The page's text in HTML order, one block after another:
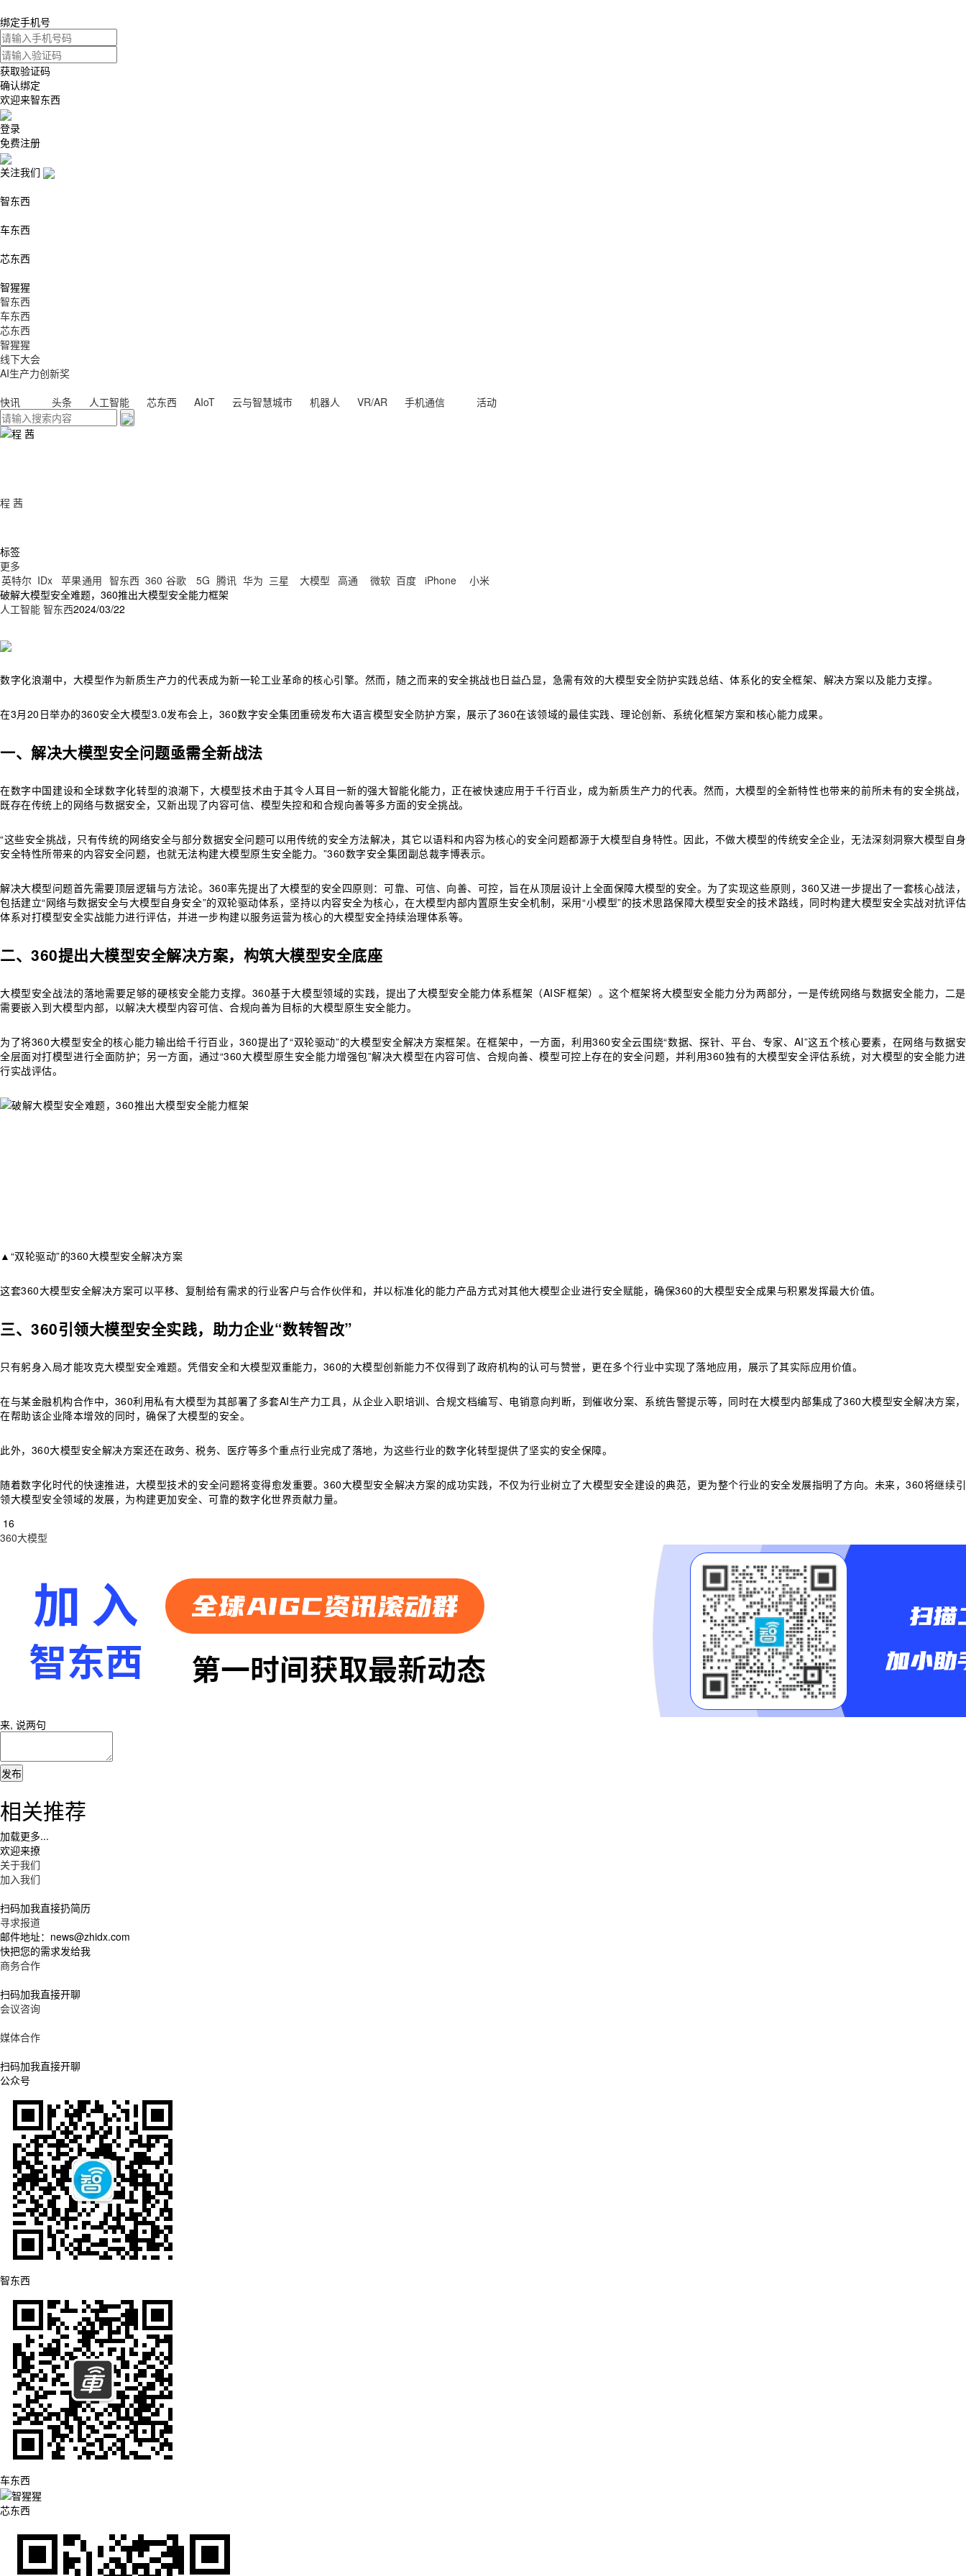
绑定手机号
获取验证码
确认绑定
欢迎来智东西
登录
免费注册
关注我们
智东西
车东西
芯东西
智猩猩
智东西
车东西
芯东西
智猩猩
线下大会
AI生产力创新奖
快讯
头条 人工智能 芯东西 AIoT 云与智慧城市 机器人 VR/AR 手机通信 活动
程 茜
标签
更多
英特尔 IDx 苹果通用 智东西 360 谷歌 5G 腾讯 华为 三星 大模型 高通 微软 百度 iPhone
小米
破解大模型安全难题，360推出大模型安全能力框架
人工智能 智东西2024/03/22
数字化浪潮中，大模型作为新质生产力的代表成为新一轮工业革命的核心引擎。然而，随之而来的安全挑战也日益凸显，急需有效的大模型安全防护实践总结、体系化的安全框架、解决方案以及能力支撑。
在3月20日举办的360安全大模型3.0发布会上，360数字安全集团重磅发布大语言模型安全防护方案，展示了360在该领域的最佳实践、理论创新、系统化框架方案和核心能力成果。
一、解决大模型安全问题亟需全新战法
在数字中国建设和全球数字化转型的浪潮下，大模型技术由于其令人耳目一新的强大智能化能力，正在被快速应用于千行百业，成为新质生产力的代表。然而，大模型的全新特性也带来的前所未有的安全挑战，
既存在传统上的网络与数据安全，又新出现了内容可信、模型失控和和合规向善等多方面的安全挑战。
“这些安全挑战，只有传统的网络安全与部分数据安全问题可以用传统的安全方法解决，其它以语料和内容为核心的安全问题都源于大模型自身特性。因此，不做大模型的传统安全企业，无法深刻洞察大模型自身
安全特性所带来的内容安全问题，也就无法构建大模型原生安全能力。”360数字安全集团副总裁李博表示。
解决大模型问题首先需要顶层逻辑与方法论。360率先提出了大模型的安全四原则：可靠、可信、向善、可控，旨在从顶层设计上全面保障大模型的安全。为了实现这些原则，360又进一步提出了一套核心战法，
包括建立“网络与数据安全与大模型自身安全”的双轮驱动体系，坚持以内容安全为核心，在大模型内部内置原生安全机制，采用“小模型”的技术思路保障大模型安全的技术路线，同时构建大模型安全实战对抗评估
体系对打模型安全实战能力进行评估，并进一步构建以服务运营为核心的大模型安全持续治理体系等。
二、 360提出大模型安全解决方案，构筑大模型安全底座
大模型安全战法的落地需要足够的硬核安全能力支撑。360基于大模型领域的实践，提出了大模型安全能力体系框架（AISF框架）。这个框架将大模型安全能力分为两部分，一是传统网络与数据安全能力，二是
需要嵌入到大模型内部，以解决大模型内容可信、合规向善为目标的大模型原生安全能力。
为了将360大模型安全的核心能力输出给千行百业，360提出了“双轮驱动”的大模型安全解决方案框架。在框架中，一方面，利用360安全云围绕“数据、探针、平台、专家、AI”这五个核心要素，在网络与数据安
全层面对打模型进行全面防护；另一方面，通过“360大模型原生安全能力增强包”解决大模型在内容可信、合规向善、模型可控上存在的安全问题，并利用360独有的大模型安全评估系统，对大模型的安全能力进
行实战评估。
▲“双轮驱动”的360大模型安全解决方案
这套360大模型安全解决方案可以平移、复制给有需求的行业客户与合作伙伴和，并以标准化的能力产品方式对其他大模型企业进行安全赋能，确保360的大模型安全成果与积累发挥最大价值。
三、360引领大模型安全实践，助力企业“数转智改”
只有躬身入局才能攻克大模型安全难题。凭借安全和大模型双重能力，360的大模型创新能力不仅得到了政府机构的认可与赞誉，更在多个行业中实现了落地应用，展示了其实际应用价值。
在与某金融机构合作中，360利用私有大模型为其部署了多套AI生产力工具，从企业入职培训、合规文档编写、电销意向判断，到催收分案、系统告警提示等，同时在大模型内部集成了360大模型安全解决方案，
在帮助该企业降本增效的同时，确保了大模型的安全。
此外，360大模型安全解决方案还在政务、税务、医疗等多个重点行业完成了落地，为这些行业的数字化转型提供了坚实的安全保障。
随着数字化时代的快速推进，大模型技术的安全问题将变得愈发重要。360大模型安全解决方案的成功实践，不仅为行业树立了大模型安全建设的典范，更为整个行业的安全发展指明了方向。未来，360将继续引
领大模型安全领域的发展，为构建更加安全、可靠的数字化世界贡献力量。
16
360大模型
来, 说两句
相关推荐
加载更多...
欢迎来撩
关于我们
加入我们
扫码加我直接扔简历
寻求报道
邮件地址：news@zhidx.com
快把您的需求发给我
商务合作
扫码加我直接开聊
会议咨询
媒体合作
扫码加我直接开聊
公众号
智东西
车东西
芯东西